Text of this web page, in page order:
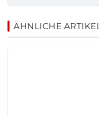
ÄHNLICHE ARTIKEL